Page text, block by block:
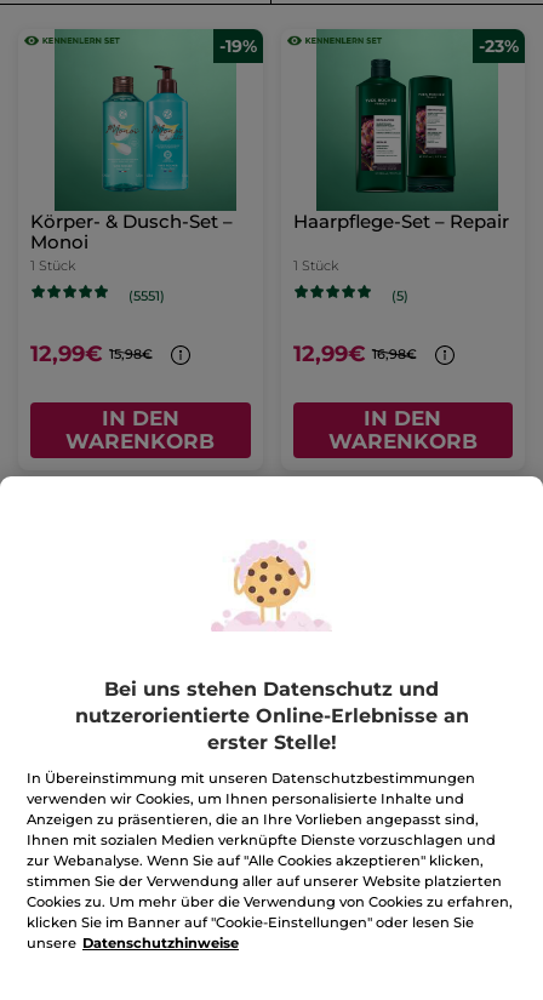
-19%
Körper- & Dusch-Set –
Monoi
1 Stück
(5551)
12,99€ 15,98€
IN DEN
WARENKORB
-23%
Haarpflege-Set – Repair
1 Stück
(5)
12,99€ 16,98€
IN DEN
WARENKORB
Haarpflege-Set – Anti-
Haarausfall
2x Flakon = 1 Stück
12,99€ 16,98€
IN DEN
WARENKORB
Monoi Haar-Set
1 Stück
14,99€ 18,98€
IN DEN
WARENKORB
Bei uns stehen Datenschutz und
nutzerorientierte Online-Erlebnisse an
erster Stelle!
In Übereinstimmung mit unseren Datenschutzbestimmungen
verwenden wir Cookies, um Ihnen personalisierte Inhalte und
Anzeigen zu präsentieren, die an Ihre Vorlieben angepasst sind,
Ihnen mit sozialen Medien verknüpfte Dienste vorzuschlagen und
zur Webanalyse. Wenn Sie auf "Alle Cookies akzeptieren" klicken,
stimmen Sie der Verwendung aller auf unserer Website platzierten
Cookies zu. Um mehr über die Verwendung von Cookies zu erfahren,
klicken Sie im Banner auf "Cookie-Einstellungen" oder lesen Sie
unsere Datenschutzhinweise